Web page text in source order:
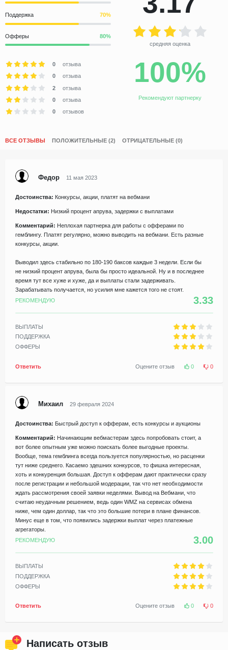
Поддержка
Офферы
средняя оценка
0
отзыва
0
отзыва
2
отзыва
0
отзыва
0
отзывов
100%
Рекомендуют партнерку
ВСЕ ОТЗЫВЫ ПОЛОЖИТЕЛЬНЫЕ (2) ОТРИЦАТЕЛЬНЫЕ (0)
Федор 11 мая 2023
Достоинства: Конкурсы, акции, платят на вебмани
Недостатки: Низкий процент апрува, задержки с выплатами
Комментарий: Неплохая партнерка для работы с офферами по
гемблингу. Платят регулярно, можно выводить на вебмани. Есть разные
конкурсы, акции.
Выводил здесь стабильно по 180-190 баксов каждые 3 недели. Если бы
не низкий процент апрува, была бы просто идеальной. Ну и в последнее
время тут все хуже и хуже, да и выплаты стали задерживать.
Зарабатывать получается, но усилия мне кажется того не стоят.
РЕКОМЕНДУЮ
3.33
ВЫПЛАТЫ
ПОДДЕРЖКА
ОФФЕРЫ
Ответить Оцените отзыв 0 0
Михаил 29 февраля 2024
Достоинства: Быстрый доступ к офферам, есть конкурсы и аукционы
Комментарий: Начинающим вебмастерам здесь попробовать стоит, а
вот более опытным уже можно поискать более выгодные проекты.
Вообще, тема гемблинга всегда пользуется популярностью, но расценки
тут ниже среднего. Касаемо здешних конкурсов, то фишка интересная,
хоть и конкуренция большая. Доступ к офферам дают практически сразу
после регистрации и небольшой модерации, так что нет необходимости
ждать рассмотрения своей заявки неделями. Вывод на Вебмани, что
считаю неудачным решением, ведь один WMZ на сервисах обмена
ниже, чем один доллар, так что это большие потери в плане финансов.
Минус еще в том, что появились задержки выплат через платежные
агрегаторы.
РЕКОМЕНДУЮ
3.00
ВЫПЛАТЫ
ПОДДЕРЖКА
ОФФЕРЫ
Ответить Оцените отзыв 0 0
Написать отзыв